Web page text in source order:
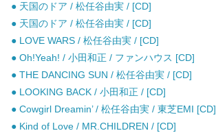
● 天国のドア / 松任谷由実 / [CD]
● 天国のドア / 松任谷由実 / [CD]
● LOVE WARS / 松任谷由実 / [CD]
● Oh!Yeah! / 小田和正 / ファンハウス [CD]
● THE DANCING SUN / 松任谷由実 / [CD]
● LOOKING BACK / 小田和正 / [CD]
● Cowgirl Dreamin’ / 松任谷由実 / 東芝EMI [CD]
● Kind of Love / MR.CHILDREN / [CD]